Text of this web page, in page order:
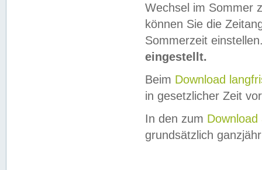
Wechsel im Sommer
können Sie die
Sommerzeit
eingestellt.
Beim Download
in gesetzlicher Zeit
In den zum Download
grundsätzlich